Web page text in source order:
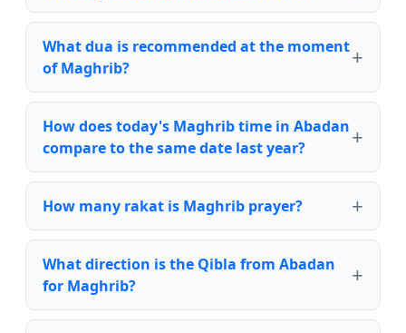
What dua is recommended at the moment
of Maghrib?
How does today's Maghrib time in Abadan
compare to the same date last year?
How many rakat is Maghrib prayer?
What direction is the Qibla from Abadan
for Maghrib?